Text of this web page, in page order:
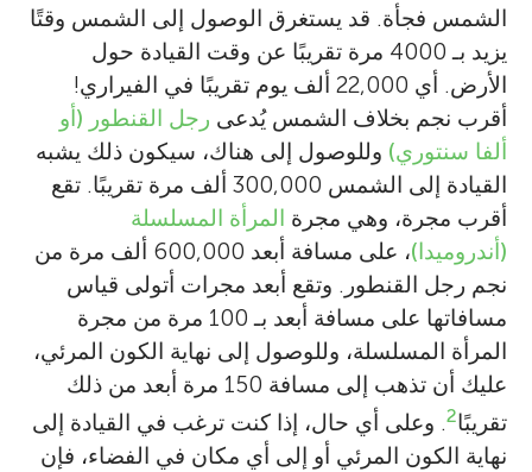
الشمس فجأة. قد يستغرق الوصول إلى الشمس وقتًا
يزيد بـ 4000 مرة تقريبًا عن وقت القيادة حول
الأرض. أي 22,000 ألف يوم تقريبًا في الفيراري!
أقرب نجم بخلاف الشمس يُدعى رجل القنطور (أو
ألفا سنتوري) وللوصول إلى هناك، سيكون ذلك يشبه
القيادة إلى الشمس 300,000 ألف مرة تقريبًا. تقع
أقرب مجرة، وهي مجرة المرأة المسلسلة
(أندروميدا)
، على مسافة أبعد 600,000 ألف مرة من
نجم رجل القنطور. وتقع أبعد مجرات أتولى قياس
مسافاتها على مسافة أبعد بـ 100 مرة من مجرة
المرأة المسلسلة، وللوصول إلى نهاية الكون المرئي،
عليك أن تذهب إلى مسافة 150 مرة أبعد من ذلك
تقريبًا2. وعلى أي حال، إذا كنت ترغب في القيادة إلى
نهاية الكون المرئي أو إلى أي مكان في الفضاء، فإن